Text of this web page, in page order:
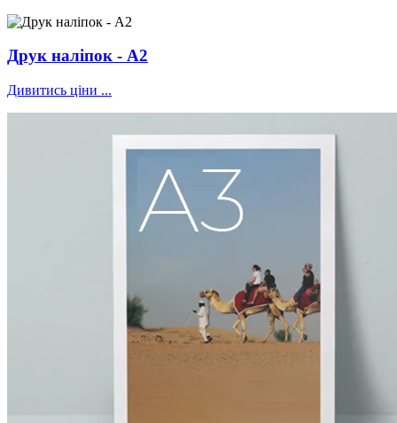
Друк наліпок - А2
Дивитись ціни ...